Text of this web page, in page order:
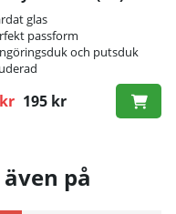
glas
passform
och putsduk
195 kr
pris:
på